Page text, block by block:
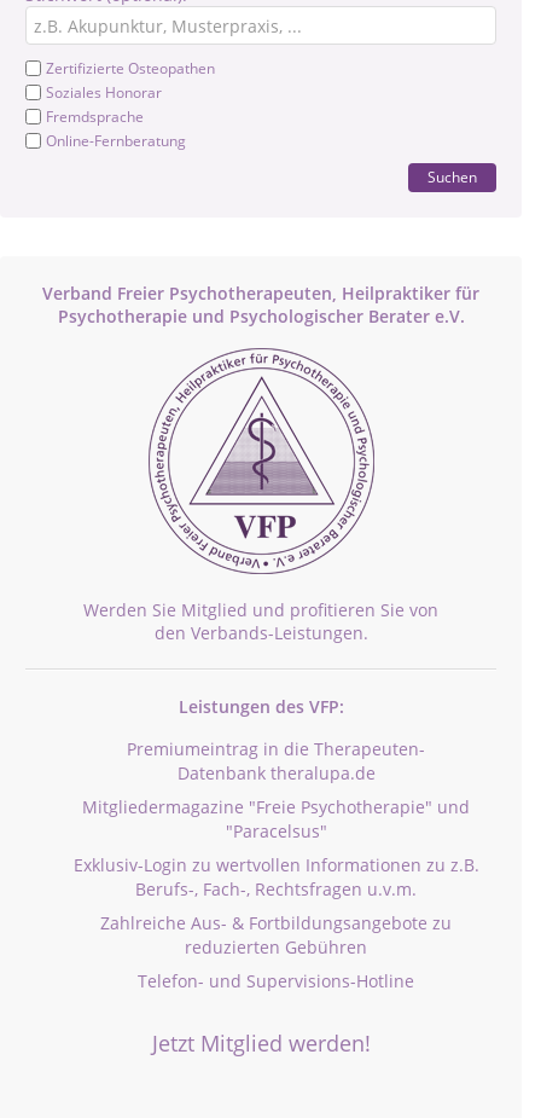
Zertifizierte Osteopathen
Soziales Honorar
Fremdsprache
Online-Fernberatung
Suchen
Verband Freier Psychotherapeuten, Heilpraktiker für
Psychotherapie und Psychologischer Berater e.V.
Werden Sie Mitglied und profitieren Sie von
den Verbands-Leistungen.
Leistungen des VFP:
Premiumeintrag in die Therapeuten-
Datenbank theralupa.de
Mitgliedermagazine "Freie Psychotherapie" und
"Paracelsus"
Exklusiv-Login zu wertvollen Informationen zu z.B.
Berufs-, Fach-, Rechtsfragen u.v.m.
Zahlreiche Aus- & Fortbildungsangebote zu
reduzierten Gebühren
Telefon- und Supervisions-Hotline
Jetzt Mitglied werden!